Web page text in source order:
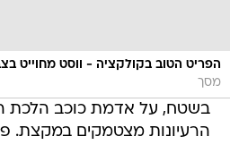
הפריט הטוב בקולקציה - ווסט מחוייט
מסך
בשטח, על אדמת כוכב הלכת
הרעיונות מצטמקים במקצת.